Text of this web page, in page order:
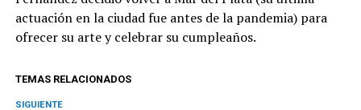
actuación en la ciudad fue antes de la pandemia) para
ofrecer su arte y celebrar su cumpleaños.
TEMAS RELACIONADOS
SIGUIENTE